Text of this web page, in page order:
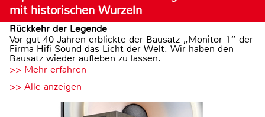
mit historischen Wurzeln
Rückkehr der Legende
Vor gut 40 Jahren erblickte der Bausatz „Monitor 1“ der
Firma Hifi Sound das Licht der Welt. Wir haben den
Bausatz wieder aufleben zu lassen.
>> Mehr erfahren
>> Alle anzeigen